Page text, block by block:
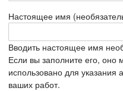
Настоящее имя
Вводить настоящее имя
Если вы заполните его, оно
использовано для указания
ваших работ.